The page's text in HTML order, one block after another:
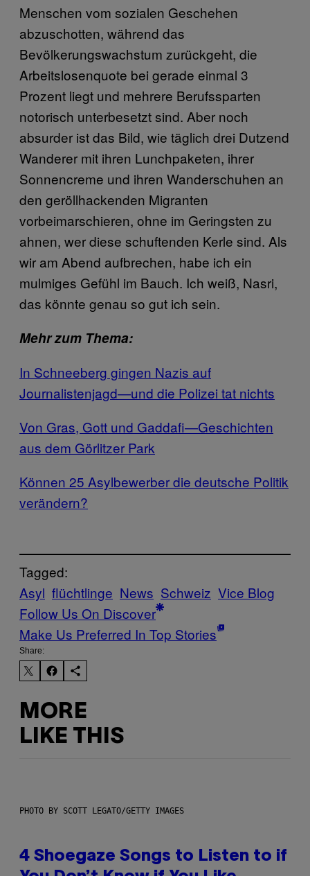
Menschen vom sozialen Geschehen
abzuschotten, während das
Bevölkerungswachstum zurückgeht, die
Arbeitslosenquote bei gerade einmal 3
Prozent liegt und mehrere Berufssparten
notorisch unterbesetzt sind. Aber noch
absurder ist das Bild, wie täglich drei Dutzend
Wanderer mit ihren Lunchpaketen, ihrer
Sonnencreme und ihren Wanderschuhen an
den geröllhackenden Migranten
vorbeimarschieren, ohne im Geringsten zu
ahnen, wer diese schuftenden Kerle sind. Als
wir am Abend aufbrechen, habe ich ein
mulmiges Gefühl im Bauch. Ich weiß, Nasri,
das könnte genau so gut ich sein.
Mehr zum Thema:
In Schneeberg gingen Nazis auf
Journalistenjagd—und die Polizei tat nichts
Von Gras, Gott und Gaddafi—Geschichten
aus dem Görlitzer Park
Können 25 Asylbewerber die deutsche Politik
verändern?
Tagged:
Asyl flüchtlinge News Schweiz Vice Blog
Follow Us On Discover
Make Us Preferred In Top Stories
Share:
MORE
LIKE THIS
PHOTO BY SCOTT LEGATO/GETTY IMAGES
4 Shoegaze Songs to Listen to if